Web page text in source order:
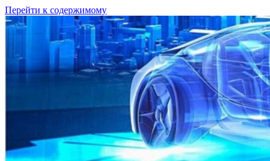
Перейти к содержимому